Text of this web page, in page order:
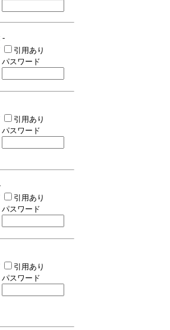
-
引用あり
パスワード
引用あり
パスワード
引用あり
パスワード
引用あり
パスワード